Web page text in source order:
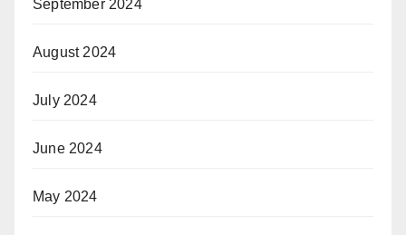
September 2024
August 2024
July 2024
June 2024
May 2024